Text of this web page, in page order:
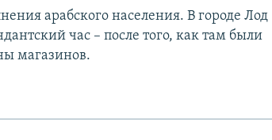
арабского населения. В городе Лод
час – после того, как там были
магазинов.